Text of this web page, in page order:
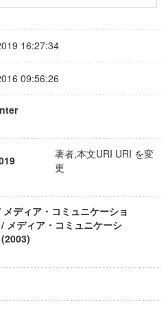
16:27:34
09:56:26
著者,本文URI URI を変
更
ディア・コミュニケーショ
メディア・コミュニケーシ